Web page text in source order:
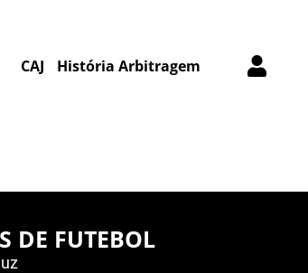
CAJ História Arbitragem
DE FUTEBOL